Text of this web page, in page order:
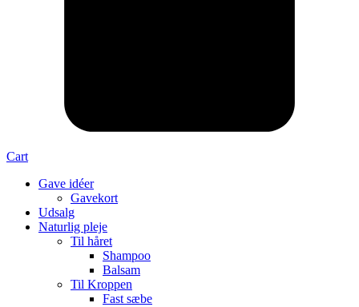
Cart
Gave idéer
Gavekort
Udsalg
Naturlig pleje
Til håret
Shampoo
Balsam
Til Kroppen
Fast sæbe